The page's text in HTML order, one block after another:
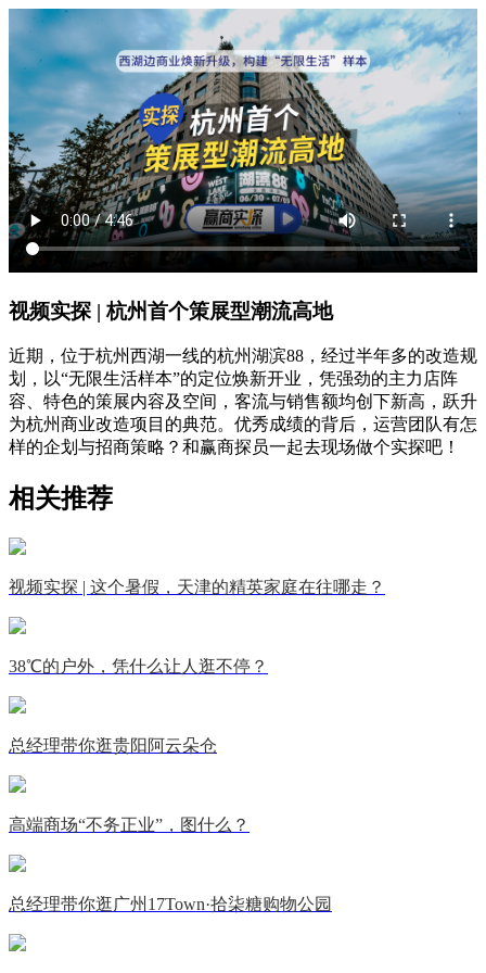
视频实探 | 杭州首个策展型潮流高地
近期，位于杭州西湖一线的杭州湖滨88，经过半年多的改造规
划，以“无限生活样本”的定位焕新开业，凭强劲的主力店阵
容、特色的策展内容及空间，客流与销售额均创下新高，跃升
为杭州商业改造项目的典范。优秀成绩的背后，运营团队有怎
样的企划与招商策略？和赢商探员一起去现场做个实探吧！
相关推荐
视频实探 | 这个暑假，天津的精英家庭在往哪走？
38℃的户外，凭什么让人逛不停？
总经理带你逛贵阳阿云朵仓
高端商场“不务正业”，图什么？
总经理带你逛广州17Town·拾柒糖购物公园